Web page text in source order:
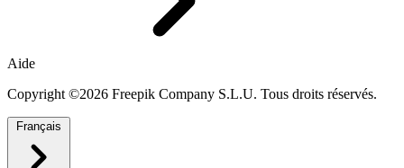
Aide
Copyright ©2026 Freepik Company S.L.U. Tous droits réservés.
Français